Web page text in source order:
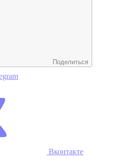
Поделиться
Вконтакте